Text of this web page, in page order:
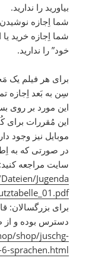
بیاورید را ندارید.
شما اِجازه نوشیدن
شما اِجازه خرید
خود” را ندارید.
برای هر فیلم یک
سِن به بَعد اِجازه
این مورد بر روی
این مُقررات برای
موبایل نیز وجود
در صورتی که به
سایت مراجعه کنید:
Jugenda
برای بزرگسالان:
دسترس بوده و
shop/juschg-
sprachen.html